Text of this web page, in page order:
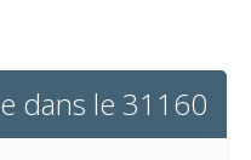
dans le 31160